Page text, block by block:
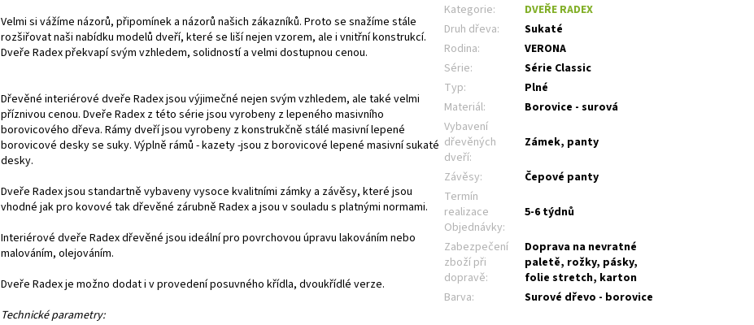
Velmi si vážíme názorů, připomínek a názorů našich zákazníků. Proto se snažíme stále
rozšiřovat naši nabídku modelů dveří, které se liší nejen vzorem, ale i vnitřní konstrukcí.
Dveře Radex překvapí svým vzhledem, solidností a velmi dostupnou cenou.
Dřevěné interiérové dveře Radex jsou výjimečné nejen svým vzhledem, ale také velmi
příznivou cenou. Dveře Radex z této série jsou vyrobeny z lepeného masivního
borovicového dřeva. Rámy dveří jsou vyrobeny z konstrukčně stálé masivní lepené
borovicové desky se suky. Výplně rámů - kazety -jsou z borovicové lepené masivní sukaté
desky.
Dveře Radex jsou standartně vybaveny vysoce kvalitními zámky a závěsy, které jsou
vhodné jak pro kovové tak dřevěné zárubně Radex a jsou v souladu s platnými normami.
Interiérové dveře Radex dřevěné jsou ideální pro povrchovou úpravu lakováním nebo
malováním, olejováním.
Dveře Radex je možno dodat i v provedení posuvného křídla, dvoukřídlé verze.
Technické parametry:
Kategorie:
DVEŘE RADEX
Druh dřeva:
Sukaté
Rodina:
VERONA
Série:
Série Classic
Typ:
Plné
Materiál:
Borovice - surová
Vybavení
dřevěných
dveří:
Zámek, panty
Závěsy:
Čepové panty
Termín
realizace
Objednávky:
5-6 týdnů
Zabezpečení
zboží při
dopravě:
Doprava na nevratné
paletě, rožky, pásky,
folie stretch, karton
Barva: Surové dřevo - borovice